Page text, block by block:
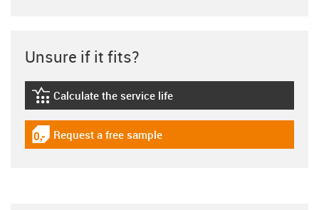
Unsure if it fits?
igus-icon-lebensdauerrechner
Calculate the service life
igus-icon-gratismuster
Request a free sample